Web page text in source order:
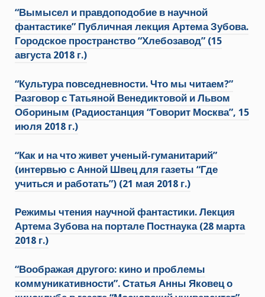
“Вымысел и правдоподобие в научной
фантастике” Публичная лекция Артема Зубова.
Городское пространство “Хлебозавод” (15
августа 2018 г.)
“Культура повседневности. Что мы читаем?”
Разговор с Татьяной Венедиктовой и Львом
Обориным (Радиостанция “Говорит Москва”, 15
июля 2018 г.)
“Как и на что живет ученый-гуманитарий”
(интервью с Анной Швец для газеты “Где
учиться и работать”) (21 мая 2018 г.)
Режимы чтения научной фантастики. Лекция
Артема Зубова на портале Постнаука (28 марта
2018 г.)
“Воображая другого: кино и проблемы
коммуникативности”. Статья Анны Яковец о